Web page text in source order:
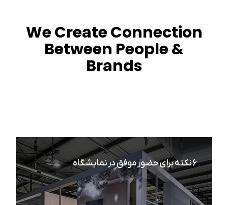
We Create Connection
Between People &
Brands
۶ نکته برای حضور موفق در نمایشگاه